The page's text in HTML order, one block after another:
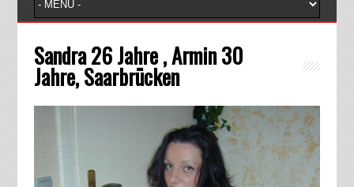
Sandra 26 Jahre , Armin 30
Jahre, Saarbrücken